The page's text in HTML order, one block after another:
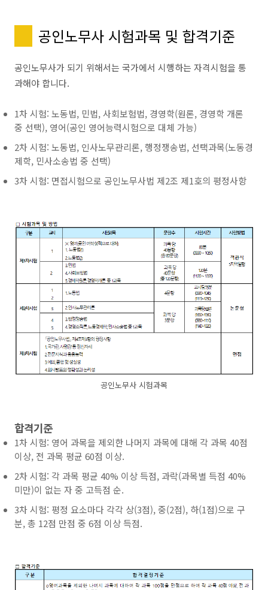
공인노무사 시험과목 및 합격기준
공인노무사가 되기 위해서는 국가에서 시행하는 자격시험을 통
과해야 합니다.
1차 시험: 노동법, 민법, 사회보험법, 경영학(원론, 경영학 개론
중 선택), 영어(공인 영어능력시험으로 대체 가능)
2차 시험: 노동법, 인사노무관리론, 행정쟁송법, 선택과목(노동경
제학, 민사소송법 중 선택)
3차 시험: 면접시험으로 공인노무사법 제2조 제1호의 평정사항
공인노무사 시험과목
합격기준
1차 시험: 영어 과목을 제외한 나머지 과목에 대해 각 과목 40점
이상, 전 과목 평균 60점 이상.
2차 시험: 각 과목 평균 40% 이상 득점, 과락(과목별 득점 40%
미만)이 없는 자 중 고득점 순.
3차 시험: 평정 요소마다 각각 상(3점), 중(2점), 하(1점)으로 구
분, 총 12점 만점 중 6점 이상 득점.